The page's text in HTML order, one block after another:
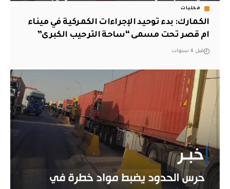
محليات
الكمارك: بدء توحيد الإجراءات الكمركية في ميناء
ام قصر تحت مسمى “ساحة الترحيب الكبرى”
قبل 4 سنوات